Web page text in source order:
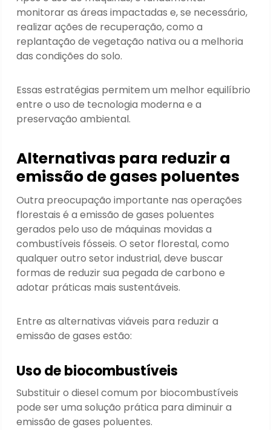
monitorar as áreas impactadas e, se necessário,
realizar ações de recuperação, como a
replantação de vegetação nativa ou a melhoria
das condições do solo.
Essas estratégias permitem um melhor equilíbrio
entre o uso de tecnologia moderna e a
preservação ambiental.
Alternativas para reduzir a
emissão de gases poluentes
Outra preocupação importante nas operações
florestais é a emissão de gases poluentes
gerados pelo uso de máquinas movidas a
combustíveis fósseis. O setor florestal, como
qualquer outro setor industrial, deve buscar
formas de reduzir sua pegada de carbono e
adotar práticas mais sustentáveis.
Entre as alternativas viáveis para reduzir a
emissão de gases estão:
Uso de biocombustíveis
Substituir o diesel comum por biocombustíveis
pode ser uma solução prática para diminuir a
emissão de gases poluentes.